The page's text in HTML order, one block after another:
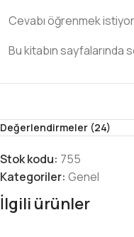
Cevabı öğrenmek
Bu kitabın sayfalarında
Değerlendirmeler (24)
Stok kodu: 755
Kategoriler: Genel
İlgili ürünler